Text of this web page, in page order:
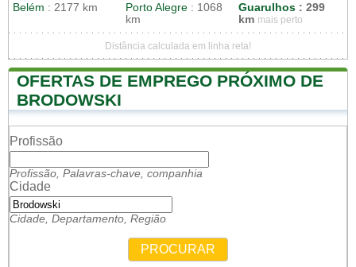
Belém : 2177 km Porto Alegre : 1068
km
Guarulhos : 299
km mais perto
Distância calculada em linha reta!
OFERTAS DE EMPREGO PRÓXIMO DE
BRODOWSKI
Profissão
Profissão, Palavras-chave, companhia
Cidade
Cidade, Departamento, Região
PROCURAR